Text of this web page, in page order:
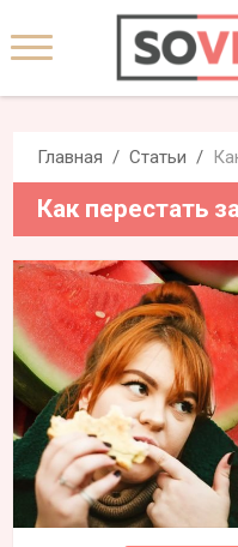
Главная Статьи
Как перестать